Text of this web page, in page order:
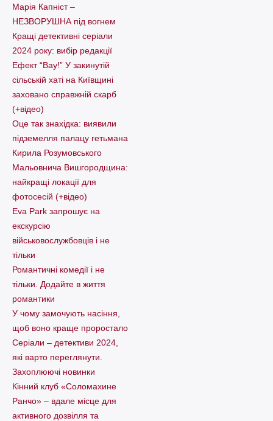
Марія Капніст –
НЕЗВОРУШНА під вогнем
Кращі детективні серіали
2024 року: вибір редакції
Ефект “Вау!” У закинутій
сільській хаті на Київщині
заховано справжній скарб
(+відео)
Оце так знахідка: виявили
підземелля палацу гетьмана
Кирила Розумовського
Мальовнича Вишгородщина:
найкращі локації для
фотосесій (+відео)
Eva Park запрошує на
екскурсію
військовослужбовців і не
тільки
Романтичні комедії і не
тільки. Додайте в життя
романтики
У чому замочують насіння,
щоб воно краще проростало
Серіали – детективи 2024,
які варто пеpеглянути.
Захоплюючі новинки
Кінний клуб «Соломахине
Ранчо» – вдале місце для
активного дозвілля та